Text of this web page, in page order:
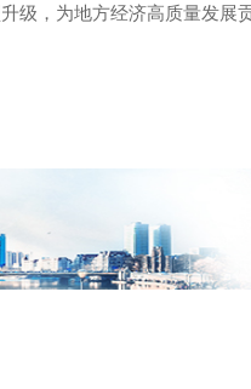
级，为地方经济高质量发展